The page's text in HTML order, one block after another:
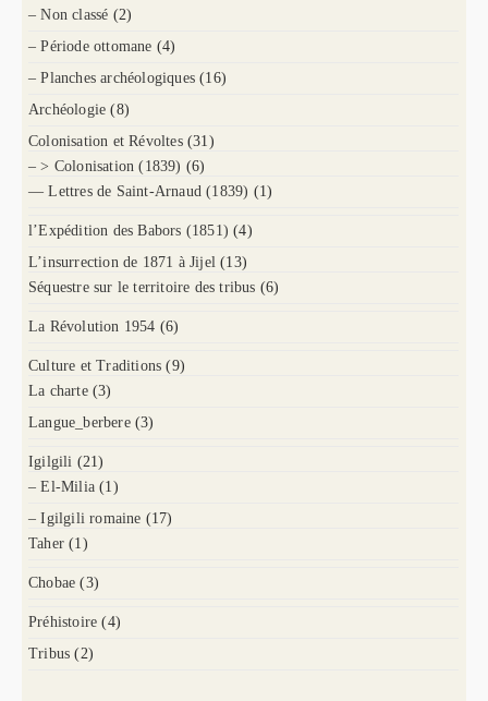
– Non classé (2)
– Période ottomane (4)
– Planches archéologiques (16)
Archéologie (8)
Colonisation et Révoltes (31)
– > Colonisation (1839) (6)
— Lettres de Saint-Arnaud (1839) (1)
l’Expédition des Babors (1851) (4)
L’insurrection de 1871 à Jijel (13)
Séquestre sur le territoire des tribus (6)
La Révolution 1954 (6)
Culture et Traditions (9)
La charte (3)
Langue_berbere (3)
Igilgili (21)
– El-Milia (1)
– Igilgili romaine (17)
Taher (1)
Chobae (3)
Préhistoire (4)
Tribus (2)